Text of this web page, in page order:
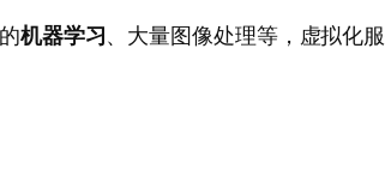
机器学习、大量图像处理等，虚拟化